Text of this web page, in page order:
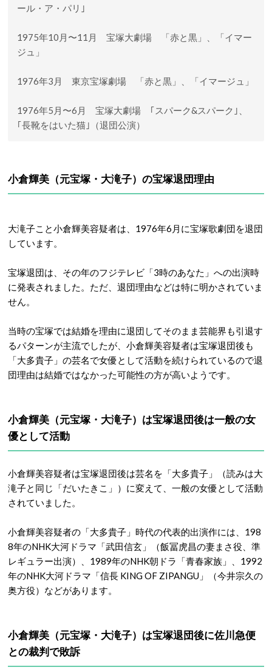
ール・ア・パリ｣
1975年10月〜11月 宝塚大劇場 「赤と黒」、「イマー
ジュ」
1976年3月 東京宝塚劇場 「赤と黒」、「イマージュ」
1976年5月〜6月 宝塚大劇場 ｢スパーク&スパーク｣、
｢長靴をはいた猫｣（退団公演）
小倉輝美（元宝塚・大滝子）の宝塚退団理由
大滝子こと小倉輝美容疑者は、1976年6月に宝塚歌劇団を退団
しています。
宝塚退団は、その年のフジテレビ「3時のあなた」への出演時
に発表されました。ただ、退団理由などは特に明かされていま
せん。
当時の宝塚では結婚を理由に退団してそのまま芸能界も引退す
るパターンが主流でしたが、小倉輝美容疑者は宝塚退団後も
「大多貴子」の芸名で女優として活動を続けられているので退
団理由は結婚ではなかった可能性の方が高いようです。
小倉輝美（元宝塚・大滝子）は宝塚退団後は一般の女
優として活動
小倉輝美容疑者は宝塚退団後は芸名を「大多貴子」（読みは大
滝子と同じ「だいたきこ」）に変えて、一般の女優として活動
されていました。
小倉輝美容疑者の「大多貴子」時代の代表的出演作には、198
8年のNHK大河ドラマ「武田信玄」（飯冨虎昌の妻まさ役、準
レギュラー出演）、1989年のNHK朝ドラ「青春家族」、1992
年のNHK大河ドラマ「信長 KING OF ZIPANGU」（今井宗久の
奥方役）などがあります。
小倉輝美（元宝塚・大滝子）は宝塚退団後に佐川急便
との裁判で敗訴